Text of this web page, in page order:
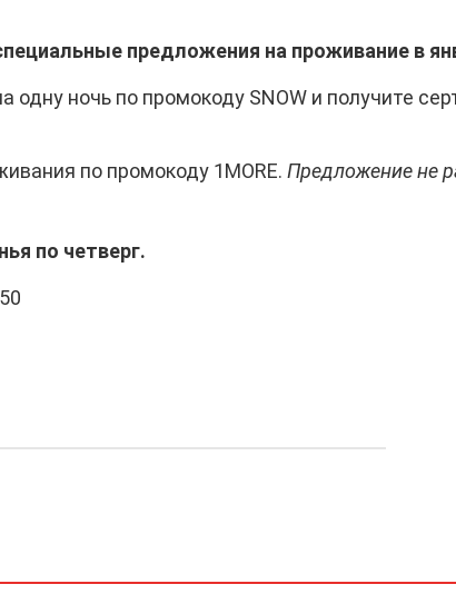
предложения на проживание в
одну ночь по промокоду SNOW и получите
по промокоду 1MORE. Предложение не
по четверг.